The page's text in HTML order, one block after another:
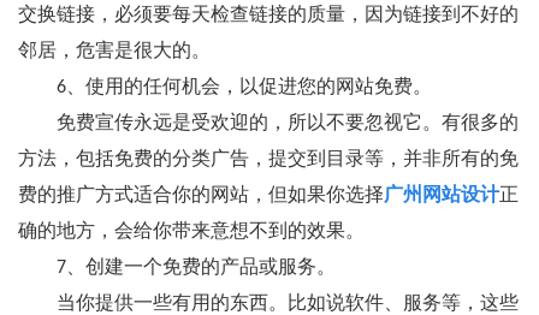
交换链接，必须要每天检查链接的质量，因为链接到不好的
邻居，危害是很大的。
6、使用的任何机会，以促进您的网站免费。
免费宣传永远是受欢迎的，所以不要忽视它。有很多的
方法，包括免费的分类广告，提交到目录等，并非所有的免
费的推广方式适合你的网站，但如果你选择广州网站设计正
确的地方，会给你带来意想不到的效果。
7、创建一个免费的产品或服务。
当你提供一些有用的东西。比如说软件、服务等，这些